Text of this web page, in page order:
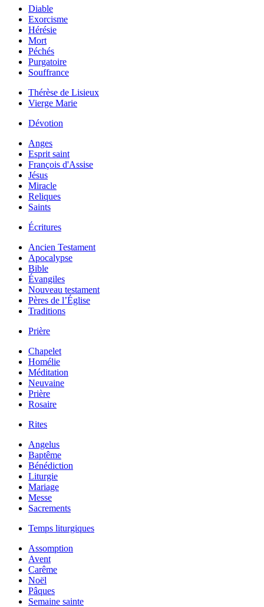
Diable
Exorcisme
Hérésie
Mort
Péchés
Purgatoire
Souffrance
Thérèse de Lisieux
Vierge Marie
Dévotion
Anges
Esprit saint
François d'Assise
Jésus
Miracle
Reliques
Saints
Écritures
Ancien Testament
Apocalypse
Bible
Évangiles
Nouveau testament
Pères de l’Église
Traditions
Prière
Chapelet
Homélie
Méditation
Neuvaine
Prière
Rosaire
Rites
Angelus
Baptême
Bénédiction
Liturgie
Mariage
Messe
Sacrements
Temps liturgiques
Assomption
Avent
Carême
Noël
Pâques
Semaine sainte